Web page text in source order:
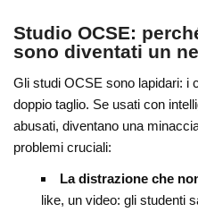
Studio OCSE:
sono diventati un
Gli studi OCSE sono lapidari: i
doppio taglio. Se usati con
abusati, diventano una
problemi cruciali:
La distrazione che
like, un video: gli studenti